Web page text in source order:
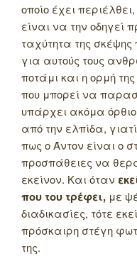
οποίο έχει
είναι να την οδηγεί
ταχύτητα της σκέψης
για αυτούς τους
ποτάμι και η ορμή
που μπορεί να
υπάρχει ακόμα
από την ελπίδα,
πως ο Άντον είναι ο
προσπάθειες να
εκείνον. Και όταν
που του τρέφει, με
διαδικασίες, τότε
πρόσκαιρη στέγη
της.